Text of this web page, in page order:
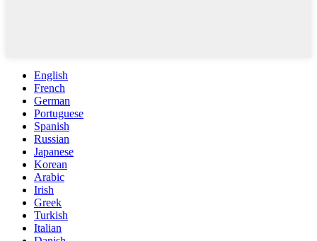
English
French
German
Portuguese
Spanish
Russian
Japanese
Korean
Arabic
Irish
Greek
Turkish
Italian